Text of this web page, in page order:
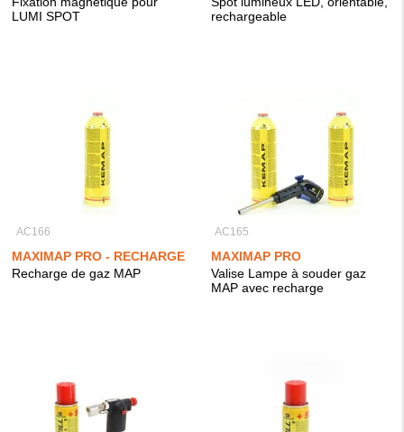
LUMI SPOT
rechargeable
AC166
MAXIMAP PRO - RECHARGE
Recharge de gaz MAP
AC165
MAXIMAP PRO
Valise Lampe à souder gaz
MAP avec recharge